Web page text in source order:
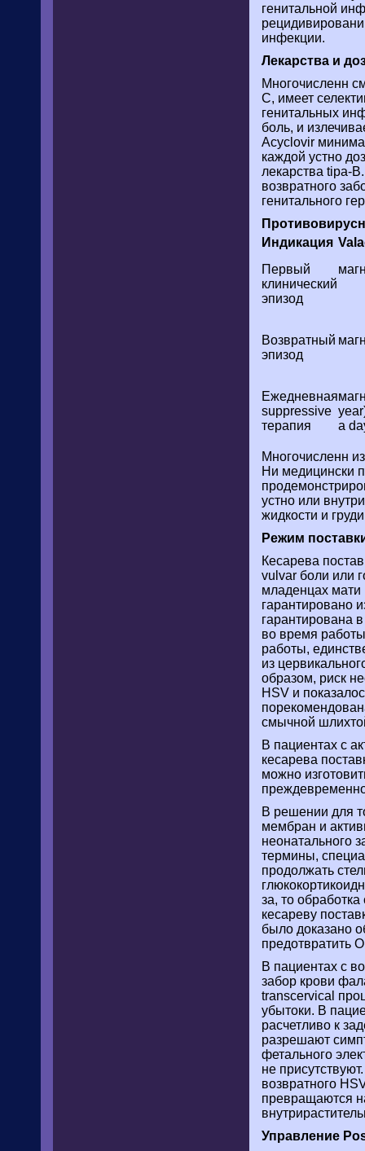
генитальной
инфекции.
Лекарства и
Многочисленн
C, имеет
генитальных
боль, и
Acyclovir
каждой устно
лекарства tipa-
возвратного
генитального
Индикация
Первый
клинический
эпизод
Возвратный
эпизод
Ежедневная
suppressive
терапия
a
Многочисленн
Ни медицински
устно или
жидкости и
Режим
Кесарева
vulvar боли или
младенцах мати
гарантировано
гарантирована
во время
работы,
из
образом, риск
HSV и
смычной
В пациентах с
кесарева
можно
В решении для
мембран и
неонатального
термины,
продолжать
за, то
кесареву
было доказано
В пациентах с
забор крови
transcervical
убытоки. В
расчетливо к
разрешают
фетального
не
возвратного
превращаются
Управление